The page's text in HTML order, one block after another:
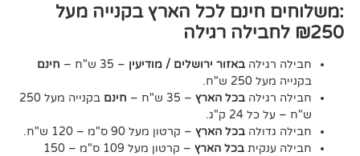
לכל הארץ בקנייה מעל
באזור ירושלים / מודיעין– 35 ש"ח –
חינם
בכל הארץ– 35 ש"ח – חינם
בקנייה מעל 250
בכל הארץ – קרטון מעל 90 ס"מ – 120 ש"ח.
בכל הארץ – קרטון מעל 109 ס"מ – 150